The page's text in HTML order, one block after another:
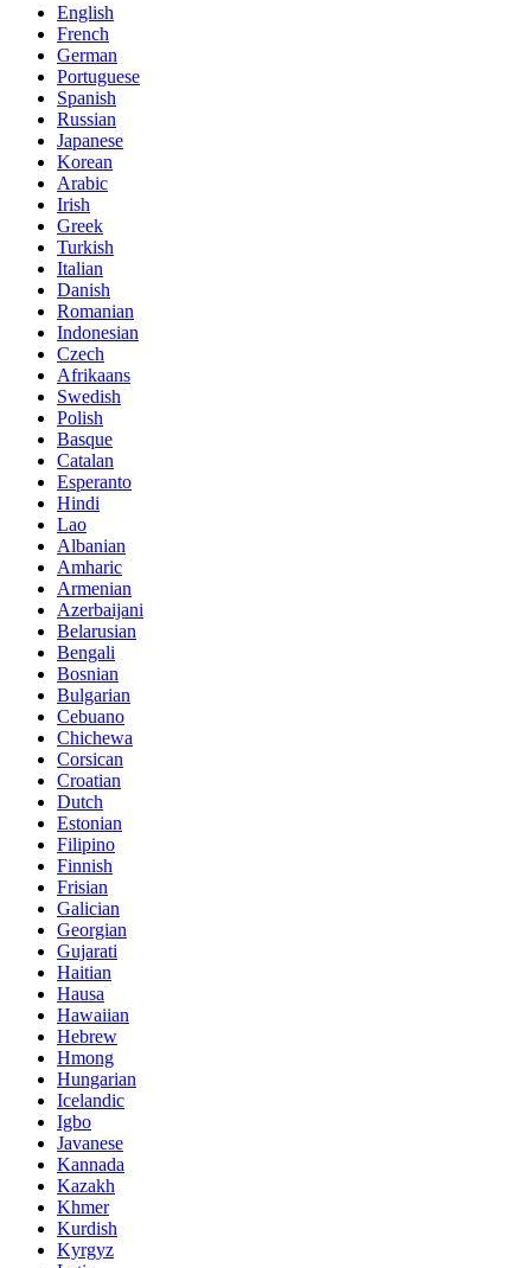
English
French
German
Portuguese
Spanish
Russian
Japanese
Korean
Arabic
Irish
Greek
Turkish
Italian
Danish
Romanian
Indonesian
Czech
Afrikaans
Swedish
Polish
Basque
Catalan
Esperanto
Hindi
Lao
Albanian
Amharic
Armenian
Azerbaijani
Belarusian
Bengali
Bosnian
Bulgarian
Cebuano
Chichewa
Corsican
Croatian
Dutch
Estonian
Filipino
Finnish
Frisian
Galician
Georgian
Gujarati
Haitian
Hausa
Hawaiian
Hebrew
Hmong
Hungarian
Icelandic
Igbo
Javanese
Kannada
Kazakh
Khmer
Kurdish
Kyrgyz